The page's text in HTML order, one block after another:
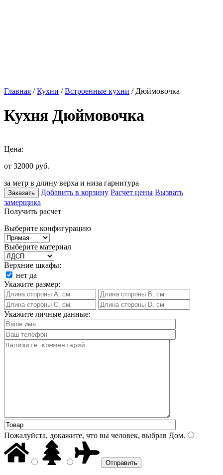
Главная /Кухни /Встроенные кухни / Дюймовочка
Кухня Дюймовочка
Цена:
от 32000 руб.
за метр в длину верха и низа гарнитура
Заказать Добавить в корзину Расчет цены Вызвать
замерщика
Получить расчет
Выберите конфигурацию
Выберите материал
Верхние шкафы:
нет да
Укажите размер:
Укажите личные данные:
Пожалуйста, докажите, что вы человек, выбрав Дом.